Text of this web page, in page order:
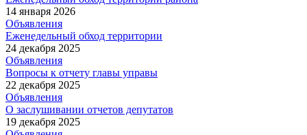
14 января 2026
Объявления
Еженедельный обход территории
24 декабря 2025
Объявления
Вопросы к отчету главы управы
22 декабря 2025
Объявления
О заслушивании отчетов депутатов
19 декабря 2025